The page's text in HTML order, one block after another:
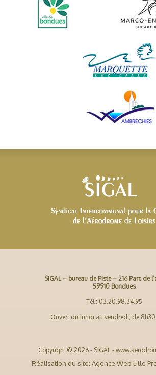
SIGAL – bureau de Piste – 216 Parc de
59910 Bondues
Tél : 03.20.98.34.95
Ouvert du lundi au vendredi, de 8h30
Copyright © 2026 - SIGAL -
Réalisation du site: Agence Web Lille